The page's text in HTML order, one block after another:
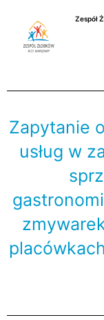
Zespół
Zapytanie
usług w